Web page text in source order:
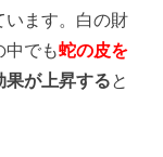
います。白の財
中でも蛇の皮を
果が上昇すると